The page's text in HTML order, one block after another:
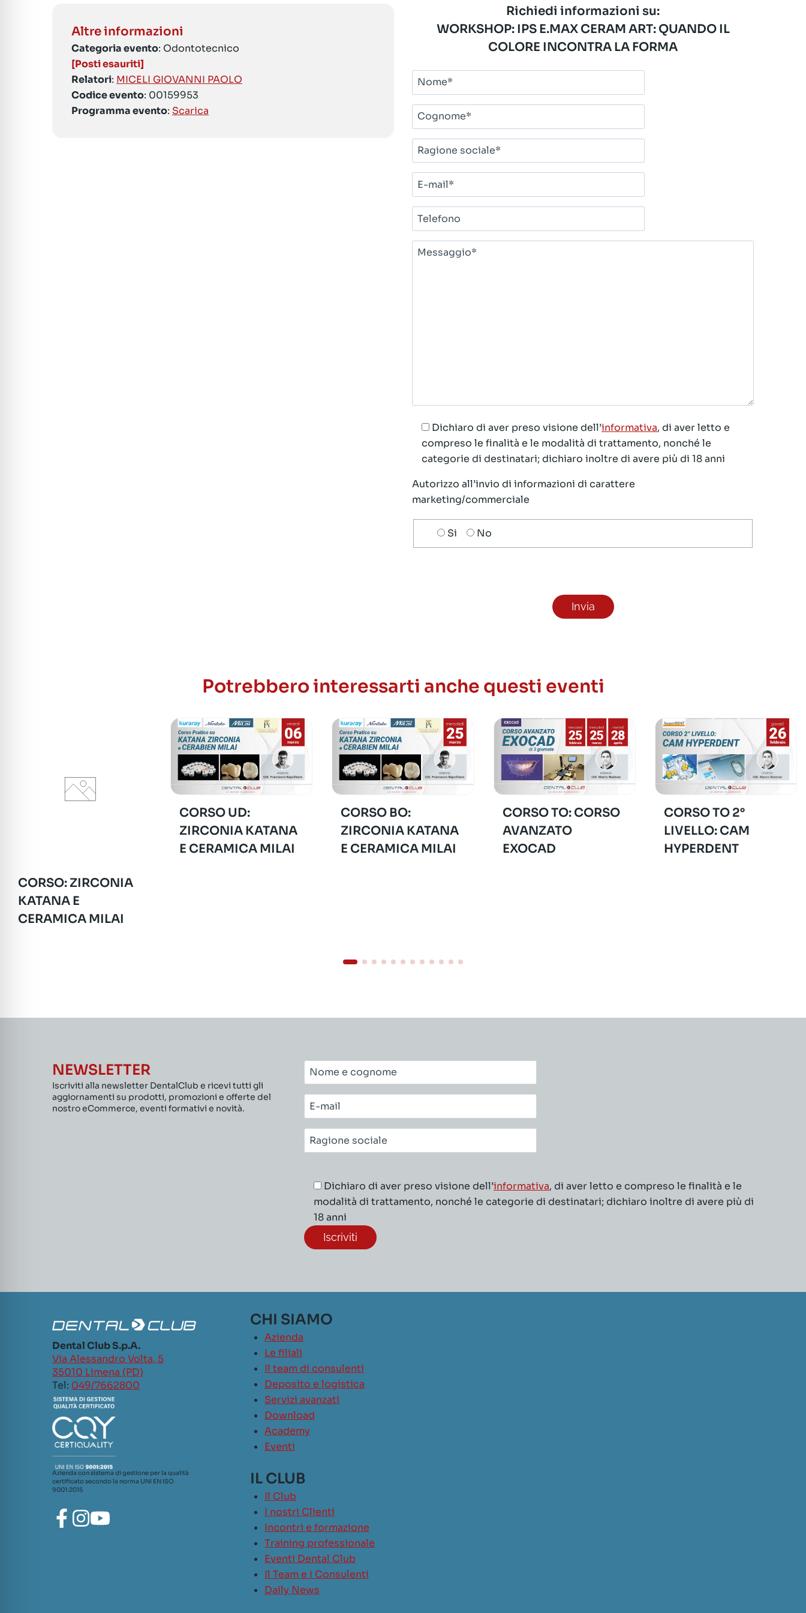
Altre informazioni
Categoria evento: Odontotecnico
[Posti esauriti]
Relatori: MICELI GIOVANNI PAOLO
Codice evento: 00159953
Programma evento: Scarica
Richiedi informazioni su:
WORKSHOP: IPS E.MAX CERAM ART: QUANDO IL
COLORE INCONTRA LA FORMA
Nome*
Cognome*
Ragione
sociale*
E-
mail*
Telefono
Messaggio*
Dichiaro di aver preso visione dell’informativa, di aver letto e
compreso le finalità e le modalità di trattamento, nonché le
categorie di destinatari; dichiaro inoltre di avere più di 18 anni
Autorizzo all’invio di informazioni di carattere
marketing/commerciale
Scelta
invio
Si No
Potrebbero interessarti anche questi eventi
CORSO: ZIRCONIA
KATANA E
CERAMICA MILAI
CORSO UD:
ZIRCONIA KATANA
E CERAMICA MILAI
CORSO BO:
ZIRCONIA KATANA
E CERAMICA MILAI
CORSO TO: CORSO
AVANZATO
EXOCAD
CORSO TO 2°
LIVELLO: CAM
HYPERDENT
NEWSLETTER
Iscriviti alla newsletter DentalClub e ricevi tutti gli
aggiornamenti su prodotti, promozioni e offerte del
nostro eCommerce, eventi formativi e novità.
Nome
e
cognome*
E-
mail*
Ragione
sociale*
Dichiaro di aver preso visione dell’informativa, di aver letto e compreso le finalità e le
modalità di trattamento, nonché le categorie di destinatari; dichiaro inoltre di avere più di
18 anni
Dental Club S.p.A.
Via Alessandro Volta, 5
35010 Limena (PD)
Tel: 049/7662800
Azienda con sistema di gestione per la qualità
certificato secondo la norma UNI EN ISO
9001:2015
CHI SIAMO
Azienda
Le filiali
Il team di consulenti
Deposito e logistica
Servizi avanzati
Download
Academy
Eventi
IL CLUB
Il Club
I nostri Clienti
Incontri e formazione
Training professionale
Eventi Dental Club
Il Team e i Consulenti
Daily News